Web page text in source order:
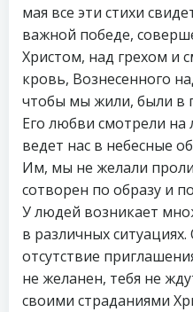
мая все эти стихи
важной победе,
Христом, над грехом и
кровь, Вознесенного
чтобы мы жили, были в
Его любви смотрели на
ведет нас в небесные
Им, мы не желали
сотворен по образу и
У людей возникает
в различных
отсутствие
не желанен, тебя не
своими страданиями